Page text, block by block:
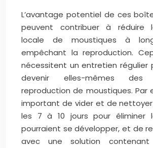
L’avantage potentiel de ces
peuvent contribuer à réduire
locale de moustiques à
empêchant la reproduction.
nécessitent un entretien régulier
devenir elles-mêmes
reproduction de moustiques. Par
important de vider et de
les 7 à 10 jours pour éliminer
pourraient se développer, et de
avec une solution